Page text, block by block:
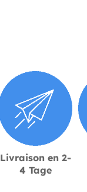
Livraison en 2-
4 Tage